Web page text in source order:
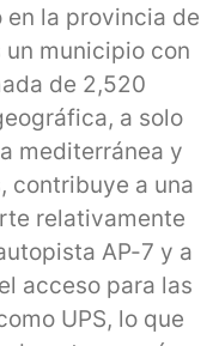
la provincia de
un municipio con
de 2,520
a solo
mediterránea y
contribuye a una
relativamente
AP-7 y a
acceso para las
UPS, lo que